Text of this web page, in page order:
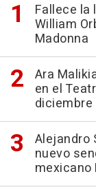
Fallece la
William
Madonna
Ara
en el
diciembre
Alejandro
nuevo
mexicano